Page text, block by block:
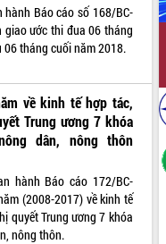
Báo cáo số 168/BC-
giao ước thi đua 06 tháng
06 tháng cuối năm 2018.
về kinh tế hợp tác,
Trung ương 7 khóa
dân, nông thôn
hành Báo cáo 172/BC-
(2008-2017) về kinh tế
quyết Trung ương 7 khóa
nông thôn.